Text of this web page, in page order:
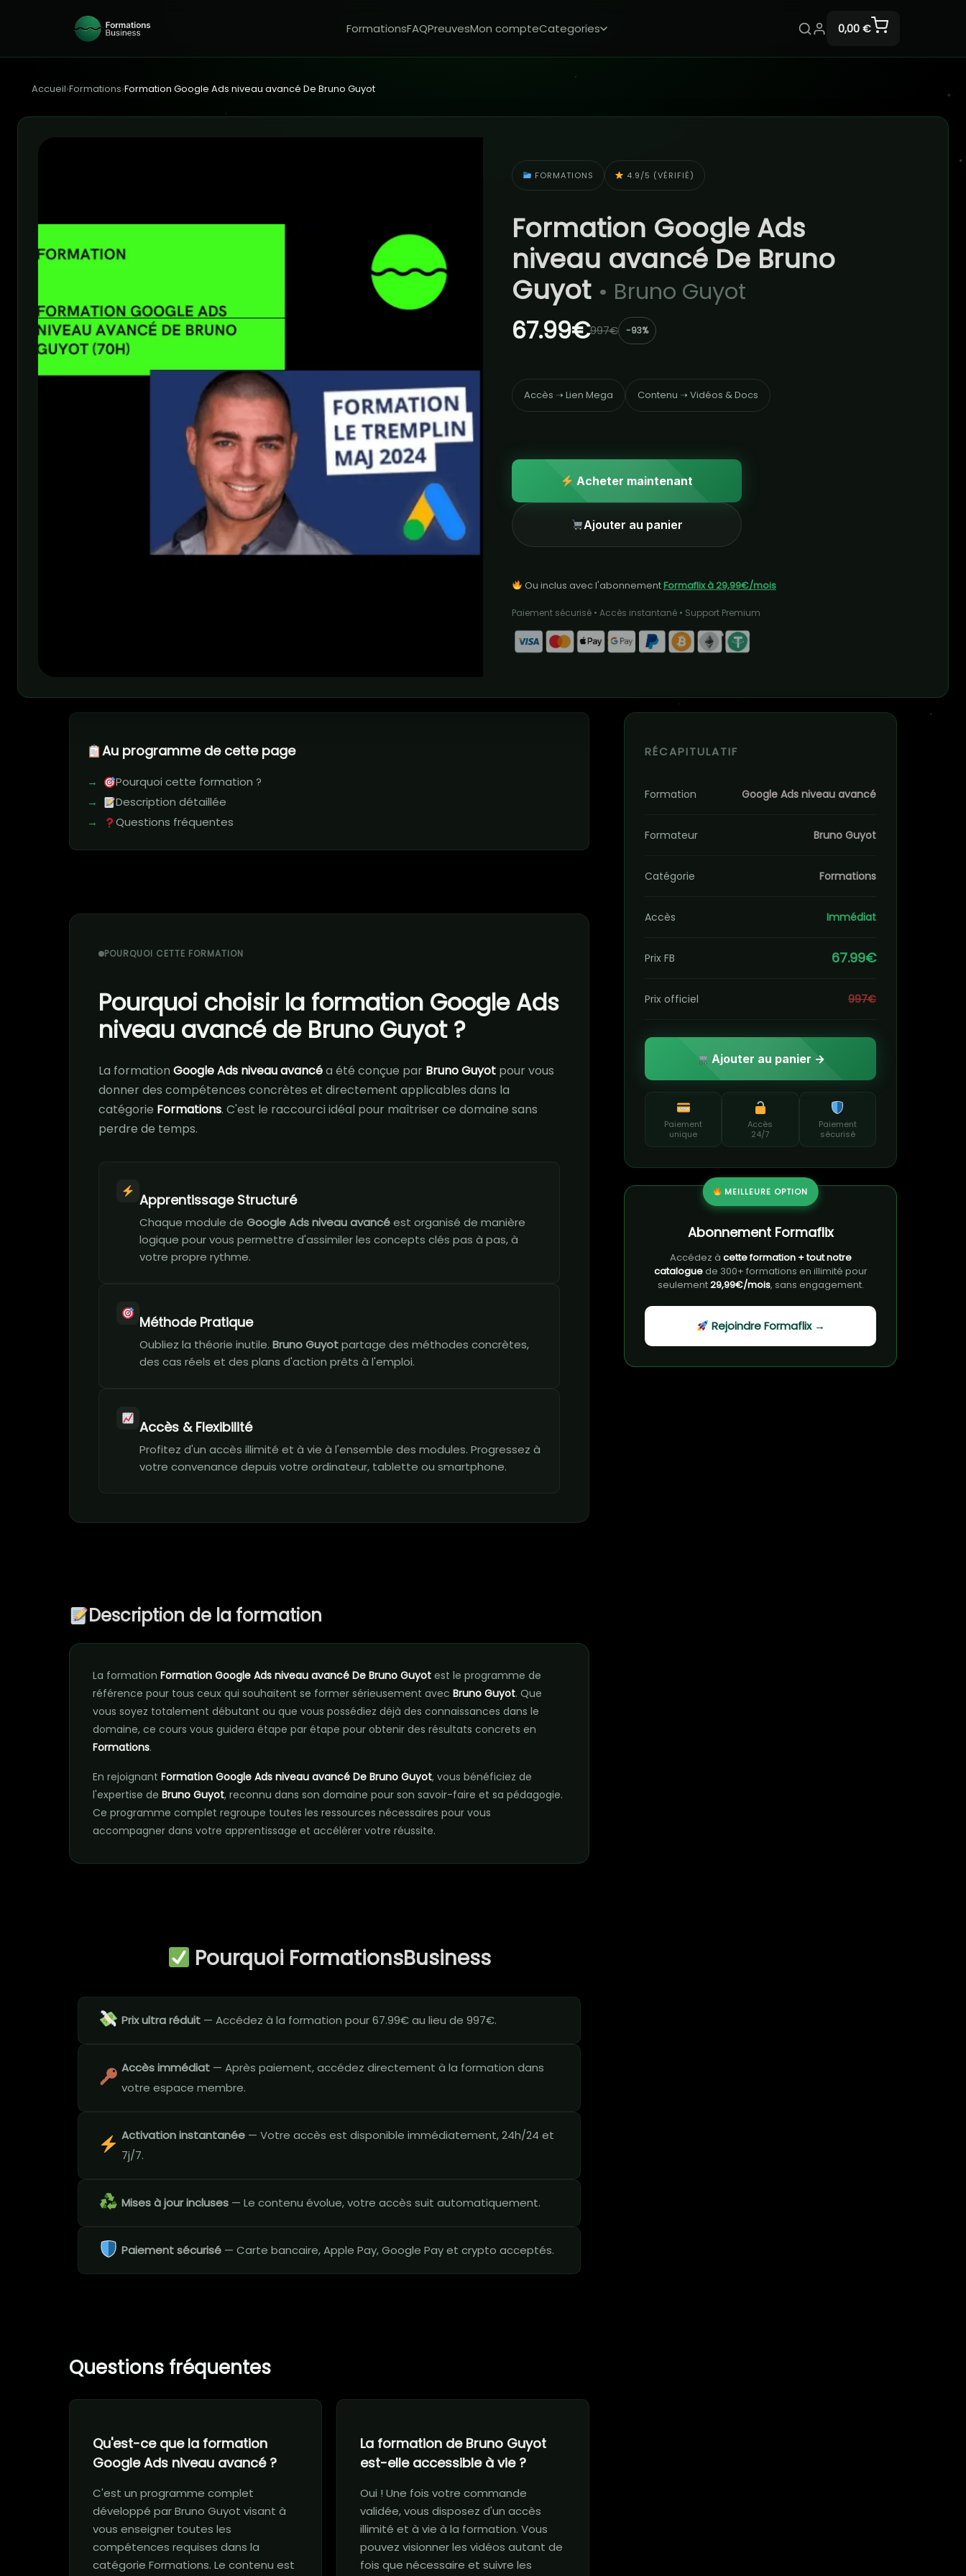
FormationsFAQPreuvesMon compteCategories 0,00 €
Accueil›Formations›Formation Google Ads niveau avancé De Bruno Guyot
FORMATIONS 4.9/5 (VÉRIFIÉ)
Formation Google Ads
niveau avancé De Bruno
Guyot • Bruno Guyot
67.99€997€ -93%
Accès ➝ Lien Mega Contenu ➝ Vidéos & Docs
Acheter maintenant
Ajouter au panier
Ou inclus avec l'abonnementFormaflix à 29,99€/mois
Paiement sécurisé • Accès instantané • Support Premium
Au programme de cette page
Pourquoi cette formation ?
Description détaillée
Questions fréquentes
POURQUOI CETTE FORMATION
Pourquoi choisir la formation Google Ads
niveau avancé de Bruno Guyot ?
La formation Google Ads niveau avancéa été conçue par Bruno Guyot pour vous
donner des compétences concrètes et directement applicables dans la
catégorie Formations. C'est le raccourci idéal pour maîtriser ce domaine sans
perdre de temps.
Apprentissage Structuré
Chaque module de Google Ads niveau avancéest organisé de manière
logique pour vous permettre d'assimiler les concepts clés pas à pas, à
votre propre rythme.
Méthode Pratique
Oubliez la théorie inutile. Bruno Guyotpartage des méthodes concrètes,
des cas réels et des plans d'action prêts à l'emploi.
Accès & Flexibilité
Profitez d'un accès illimité et à vie à l'ensemble des modules. Progressez à
votre convenance depuis votre ordinateur, tablette ou smartphone.
Description de la formation
La formation Formation Google Ads niveau avancé De Bruno Guyot est le programme de
référence pour tous ceux qui souhaitent se former sérieusement avec Bruno Guyot. Que
vous soyez totalement débutant ou que vous possédiez déjà des connaissances dans le
domaine, ce cours vous guidera étape par étape pour obtenir des résultats concrets en
Formations.
En rejoignant Formation Google Ads niveau avancé De Bruno Guyot, vous bénéficiez de
l'expertise de Bruno Guyot, reconnu dans son domaine pour son savoir-faire et sa pédagogie.
Ce programme complet regroupe toutes les ressources nécessaires pour vous
accompagner dans votre apprentissage et accélérer votre réussite.
Pourquoi FormationsBusiness
Prix ultra réduit — Accédez à la formation pour 67.99€ au lieu de 997€.
Accès immédiat — Après paiement, accédez directement à la formation dans
votre espace membre.
Activation instantanée — Votre accès est disponible immédiatement, 24h/24 et
7j/7.
Mises à jour incluses — Le contenu évolue, votre accès suit automatiquement.
Paiement sécurisé — Carte bancaire, Apple Pay, Google Pay et crypto acceptés.
Questions fréquentes
Qu'est-ce que la formation
Google Ads niveau avancé ?
C'est un programme complet
développé par Bruno Guyot visant à
vous enseigner toutes les
compétences requises dans la
catégorie Formations. Le contenu est
La formation de Bruno Guyot
est-elle accessible à vie ?
Oui ! Une fois votre commande
validée, vous disposez d'un accès
illimité et à vie à la formation. Vous
pouvez visionner les vidéos autant de
fois que nécessaire et suivre les
RÉCAPITULATIF
Formation Google Ads niveau avancé
Formateur Bruno Guyot
Catégorie Formations
Accès Immédiat
Prix FB 67.99€
Prix officiel 997€
Ajouter au panier →
Paiement
unique
Accès
24/7
Paiement
sécurisé
MEILLEURE OPTION
Abonnement Formaflix
Accédez à cette formation + tout notre
cataloguede 300+ formations en illimité pour
seulement29,99€/mois, sans engagement.
Rejoindre Formaflix →